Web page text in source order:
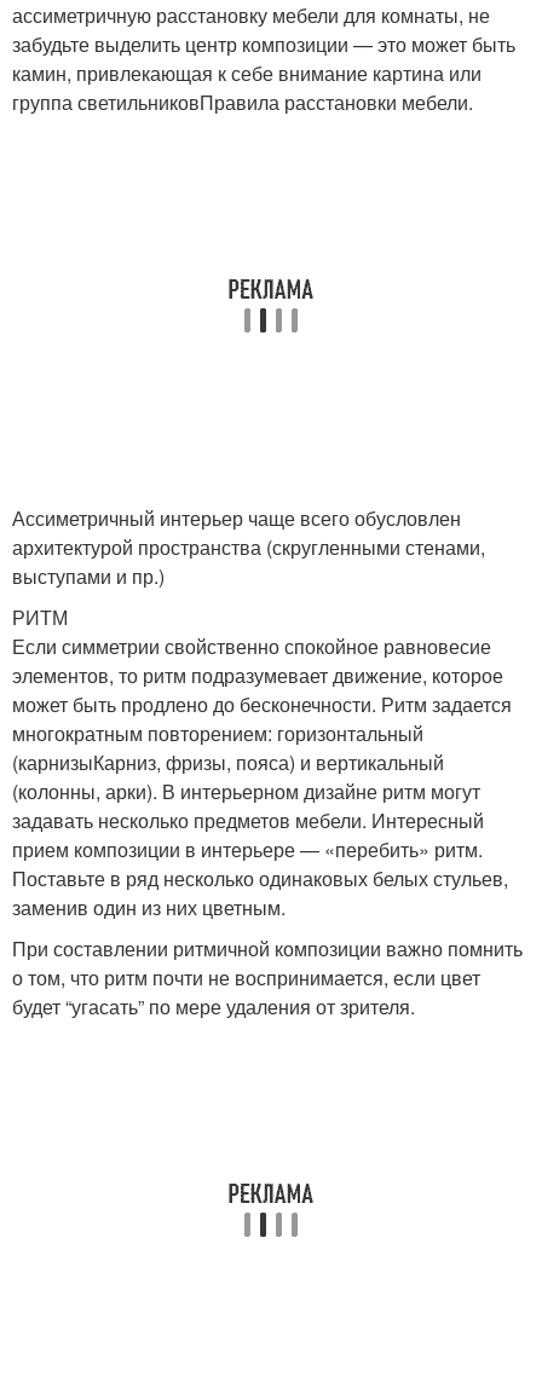
ассиметричную расстановку мебели для комнаты, не
забудьте выделить центр композиции — это может быть
камин, привлекающая к себе внимание картина или
группа светильниковПравила расстановки мебели.
Ассиметричный интерьер чаще всего обусловлен
архитектурой пространства (скругленными стенами,
выступами и пр.)
РИТМ
Если симметрии свойственно спокойное равновесие
элементов, то ритм подразумевает движение, которое
может быть продлено до бесконечности. Ритм задается
многократным повторением: горизонтальный
(карнизыКарниз, фризы, пояса) и вертикальный
(колонны, арки). В интерьерном дизайне ритм могут
задавать несколько предметов мебели. Интересный
прием композиции в интерьере — «перебить» ритм.
Поставьте в ряд несколько одинаковых белых стульев,
заменив один из них цветным.
При составлении ритмичной композиции важно помнить
о том, что ритм почти не воспринимается, если цвет
будет “угасать” по мере удаления от зрителя.